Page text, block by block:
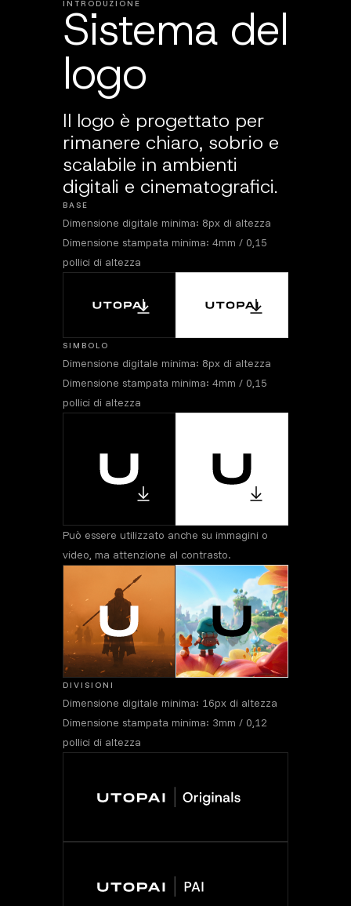
INTRODUZIONE
Sistema del
logo
Il logo è progettato per
rimanere chiaro, sobrio e
scalabile in ambienti
digitali e cinematografici.
BASE
Dimensione digitale minima: 8px di altezza
Dimensione stampata minima: 4mm / 0,15
pollici di altezza
SIMBOLO
Dimensione digitale minima: 8px di altezza
Dimensione stampata minima: 4mm / 0,15
pollici di altezza
Può essere utilizzato anche su immagini o
video, ma attenzione al contrasto.
DIVISIONI
Dimensione digitale minima: 16px di altezza
Dimensione stampata minima: 3mm / 0,12
pollici di altezza